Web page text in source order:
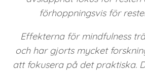
förhoppningsvis för
Effekterna för mindfulness
och har gjorts mycket
att fokusera på det praktiska.